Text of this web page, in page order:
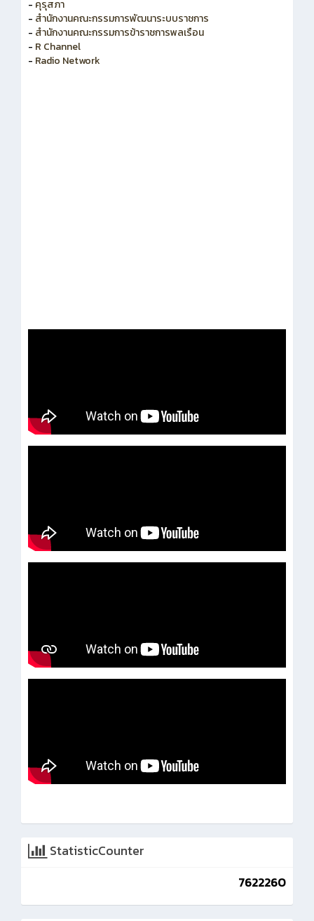
- คุรุสภา
- สำนักงานคณะกรรมการพัฒนาระบบราชการ
- สำนักงานคณะกรรมการข้าราชการพลเรือน
- R Channel
- Radio Network
StatisticCounter
7622260